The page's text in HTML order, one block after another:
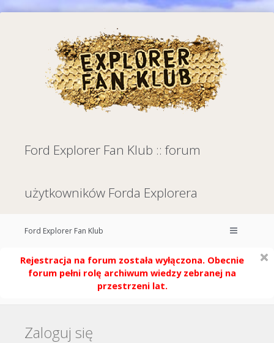
Ford Explorer Fan Klub :: forum
użytkowników Forda Explorera
Ford Explorer Fan Klub
Rejestracja na forum została wyłączona. Obecnie
forum pełni rolę archiwum wiedzy zebranej na
przestrzeni lat.
Zaloguj się